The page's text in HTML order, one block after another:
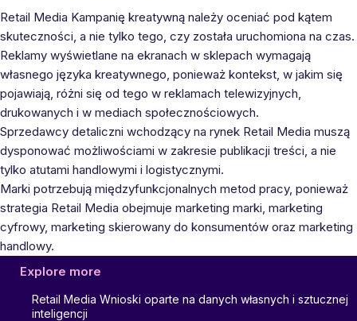
Retail Media Kampanię kreatywną należy oceniać pod kątem
skuteczności, a nie tylko tego, czy została uruchomiona na czas.
Reklamy wyświetlane na ekranach w sklepach wymagają
własnego języka kreatywnego, ponieważ kontekst, w jakim się
pojawiają, różni się od tego w reklamach telewizyjnych,
drukowanych i w mediach społecznościowych.
Sprzedawcy detaliczni wchodzący na rynek Retail Media muszą
dysponować możliwościami w zakresie publikacji treści, a nie
tylko atutami handlowymi i logistycznymi.
Marki potrzebują międzyfunkcjonalnych metod pracy, ponieważ
strategia Retail Media obejmuje marketing marki, marketing
cyfrowy, marketing skierowany do konsumentów oraz marketing
handlowy.
Explore more
Retail Media Wnioski oparte na danych własnych i sztucznej
inteligencji